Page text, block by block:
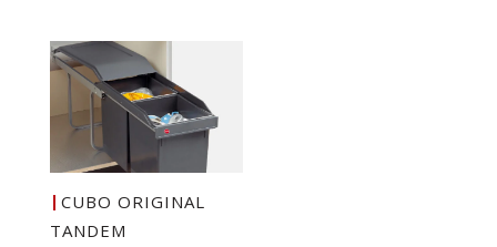
CUBO ORIGINAL
TANDEM